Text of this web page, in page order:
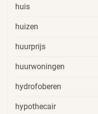
huis
huizen
huurprijs
huurwoningen
hydrofoberen
hypothecair